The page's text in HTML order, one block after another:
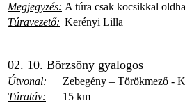
Megjegyzés: A túra csak kocsikkal
Túravezető: Kerényi Lilla
02. 10. Börzsöny gyalogos
Útvonal:
Zebegény – Törökmező -
Túratáv:
15 km